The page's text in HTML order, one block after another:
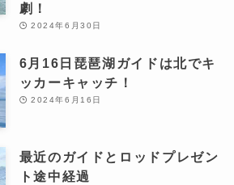
劇！
2024年6月30日
6月16日琵琶湖ガイドは北でキ
ッカーキャッチ！
2024年6月16日
最近のガイドとロッドプレゼン
ト途中経過